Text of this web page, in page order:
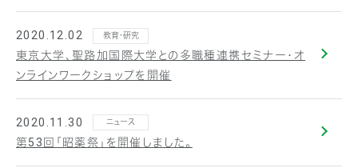
2020.12.02 教育・研究
東京大学、聖路加国際大学との多職種連携セミナー・オ
ンラインワークショップを開催
2020.11.30 ニュース
第53回「昭薬祭」を開催しました。